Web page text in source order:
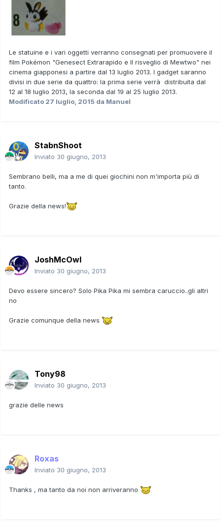
Le statuine e i vari oggetti verranno consegnati per promuovere il
film Pokémon "Genesect Extrarapido e Il risveglio di Mewtwo" nei
cinema giapponesi a partire dal 13 luglio 2013. I gadget saranno
divisi in due serie da quattro: la prima serie verrà distribuita dal
12 al 18 luglio 2013, la seconda dal 19 al 25 luglio 2013.
Modificato 27 luglio, 2015 da Manuel
StabnShoot
Inviato 30 giugno, 2013
Sembrano belli, ma a me di quei giochini non m'importa più di
tanto.
Grazie della news!
JoshMcOwl
Inviato 30 giugno, 2013
Devo essere sincero? Solo Pika Pika mi sembra caruccio..gli altri
no
Grazie comunque della news
Tony98
Inviato 30 giugno, 2013
grazie delle news
Roxas
Inviato 30 giugno, 2013
Thanks , ma tanto da noi non arriveranno